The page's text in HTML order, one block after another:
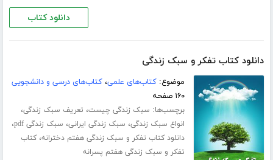
دانلود کتاب
دانلود کتاب تفکر و سبک زندگی
موضوع:کتاب‌های علمی،کتاب‌های درسی و دانشجویی
۱۶۰ صفحه
برچسب‌ها: سبک زندگی چیست، تعریف سبک زندگی،
انواع سبک زندگی، سبک زندگی ایرانی، سبک زندگی pdf ،
دانلود کتاب تفکر و سبک زندگی هفتم دخترانه،کتاب
تفکر و سبک زندگی هفتم پسرانه